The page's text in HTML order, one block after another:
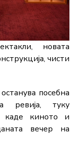
новата
чисти
останува посебна
ревија, туку
каде киното и
вечер на